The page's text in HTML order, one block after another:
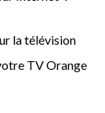
la télévision
TV Orange